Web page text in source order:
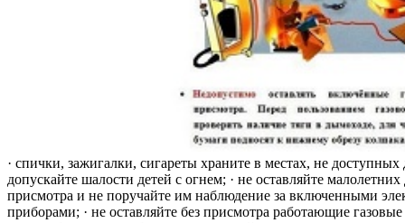
· спички, зажигалки, сигареты храните в местах, не доступных
допускайте шалости детей с огнем; · не оставляйте малолетних
присмотра и не поручайте им наблюдение за включенными
приборами; · не оставляйте без присмотра работающие